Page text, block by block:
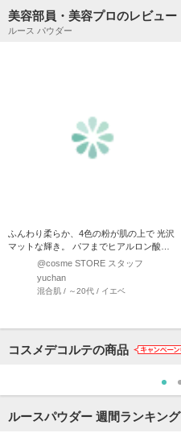
美容部員・美容プロのレビュー
ルース パウダー
ふんわり柔らか、4色の粉が肌の上で 光沢
マットな輝き。 パフまでヒアルロン酸入
りなので 肌当たり抜…
@cosme STORE スタッフ
yuchan
混合肌 / ～20代 / イエベ
コスメデコルテの商品
ルースパウダー 週間ランキング